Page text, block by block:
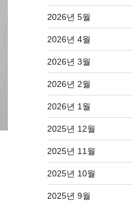
2026년 5월
2026년 4월
2026년 3월
2026년 2월
2026년 1월
2025년 12월
2025년 11월
2025년 10월
2025년 9월